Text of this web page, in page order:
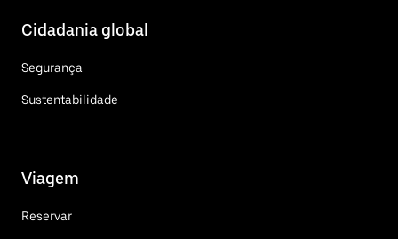
Cidadania global
Segurança
Sustentabilidade
Viagem
Reservar